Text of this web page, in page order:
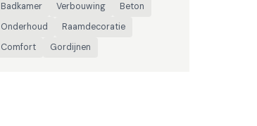
Badkamer
Verbouwing
Beton
Onderhoud
Raamdecoratie
Comfort
Gordijnen